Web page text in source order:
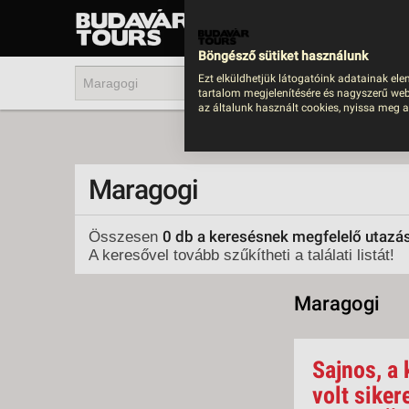
UTAZÁS
Maragogi
Összesen 0 db a keresésnek megfelelő
A keresővel tovább szűkítheti a találati listát!
Maragogi
Sajnos, a
volt
Böngésző sütiket használunk
Ezt elküldhetjük látogatóink adatainak
tartalom megjelenítésére és nagyszerű
az általunk használt cookies, nyissa meg